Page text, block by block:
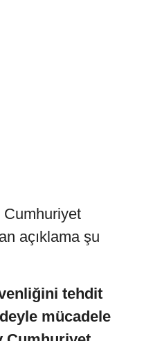
Cumhuriyet
açıklama şu
tehdit
mücadele